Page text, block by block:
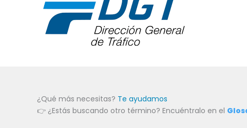
¿Qué más necesitas? Te ayudamos
👉 ¿Estás buscando otro término? Encuéntralo en el